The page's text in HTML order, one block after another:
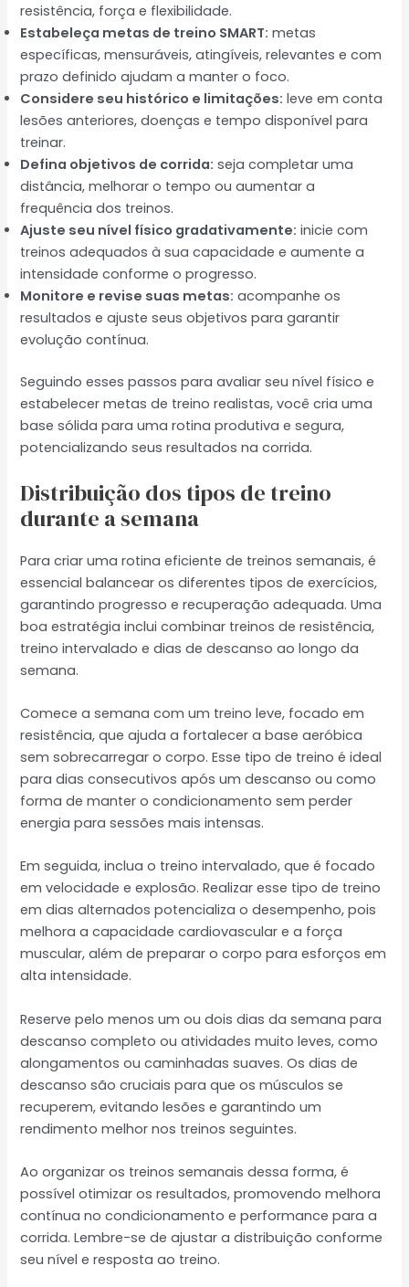
resistência, força e flexibilidade.
Estabeleça metas de treino SMART: metas
específicas, mensuráveis, atingíveis, relevantes e com
prazo definido ajudam a manter o foco.
Considere seu histórico e limitações: leve em conta
lesões anteriores, doenças e tempo disponível para
treinar.
Defina objetivos de corrida: seja completar uma
distância, melhorar o tempo ou aumentar a
frequência dos treinos.
Ajuste seu nível físico gradativamente: inicie com
treinos adequados à sua capacidade e aumente a
intensidade conforme o progresso.
Monitore e revise suas metas: acompanhe os
resultados e ajuste seus objetivos para garantir
evolução contínua.
Seguindo esses passos para avaliar seu nível físico e
estabelecer metas de treino realistas, você cria uma
base sólida para uma rotina produtiva e segura,
potencializando seus resultados na corrida.
Distribuição dos tipos de treino
durante a semana
Para criar uma rotina eficiente de treinos semanais, é
essencial balancear os diferentes tipos de exercícios,
garantindo progresso e recuperação adequada. Uma
boa estratégia inclui combinar treinos de resistência,
treino intervalado e dias de descanso ao longo da
semana.
Comece a semana com um treino leve, focado em
resistência, que ajuda a fortalecer a base aeróbica
sem sobrecarregar o corpo. Esse tipo de treino é ideal
para dias consecutivos após um descanso ou como
forma de manter o condicionamento sem perder
energia para sessões mais intensas.
Em seguida, inclua o treino intervalado, que é focado
em velocidade e explosão. Realizar esse tipo de treino
em dias alternados potencializa o desempenho, pois
melhora a capacidade cardiovascular e a força
muscular, além de preparar o corpo para esforços em
alta intensidade.
Reserve pelo menos um ou dois dias da semana para
descanso completo ou atividades muito leves, como
alongamentos ou caminhadas suaves. Os dias de
descanso são cruciais para que os músculos se
recuperem, evitando lesões e garantindo um
rendimento melhor nos treinos seguintes.
Ao organizar os treinos semanais dessa forma, é
possível otimizar os resultados, promovendo melhora
contínua no condicionamento e performance para a
corrida. Lembre-se de ajustar a distribuição conforme
seu nível e resposta ao treino.